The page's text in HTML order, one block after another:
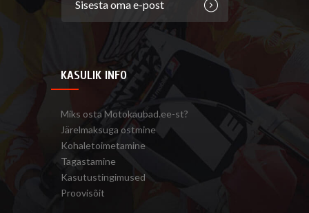
KASULIK INFO
Miks osta Motokaubad.ee-st?
Järelmaksuga ostmine
Kohaletoimetamine
Tagastamine
Kasutustingimused
Proovisõit